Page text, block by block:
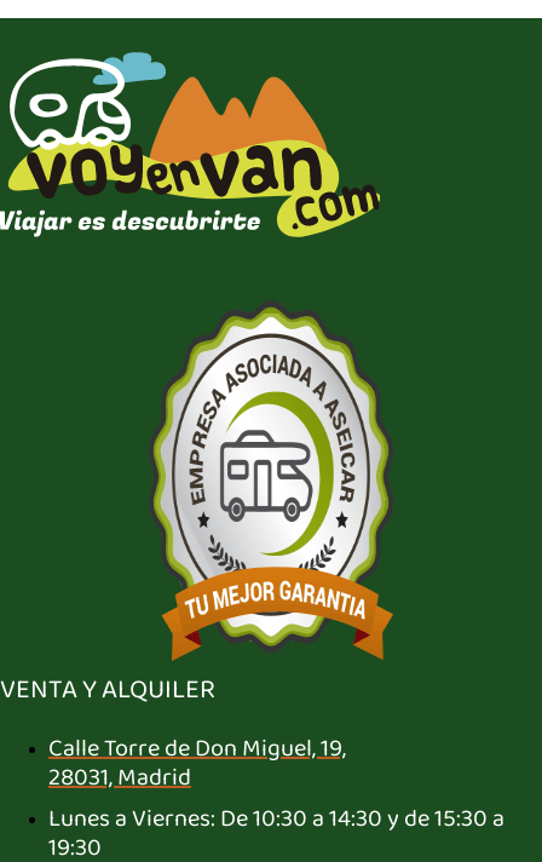
VENTA Y ALQUILER
Calle Torre de Don Miguel, 19,
28031, Madrid
Lunes a Viernes: De 10:30 a 14:30 y de 15:30 a
19:30